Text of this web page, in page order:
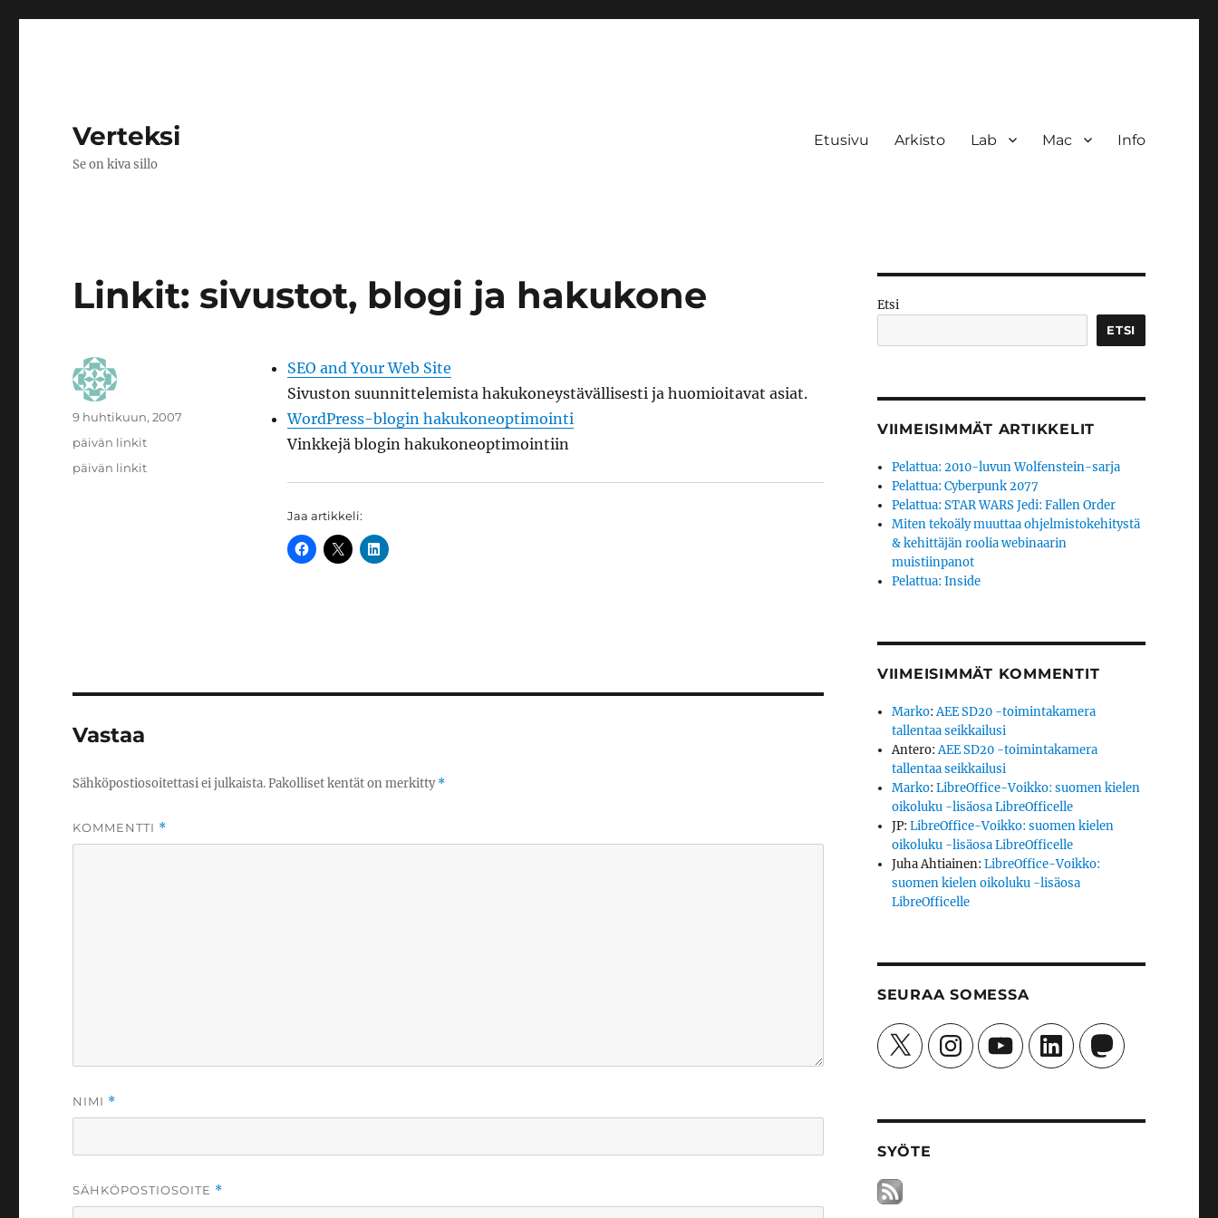
Verteksi
Se on kiva sillo
Etusivu Arkisto Lab Mac Info
Linkit: sivustot, blogi ja hakukone
SEO and Your Web Site
Sivuston suunnittelemista hakukoneystävällisesti ja huomioitavat asiat.
WordPress-blogin hakukoneoptimointi
Vinkkejä blogin hakukoneoptimointiin
Jaa artikkeli:
Kirjoittaja
Julkaistu
9 huhtikuun, 2007
Kategoriat
päivän linkit
Avainsanat
päivän linkit
Vastaa
Sähköpostiosoitettasi ei julkaista.Pakolliset kentät on merkitty*
KOMMENTTI *
NIMI *
SÄHKÖPOSTIOSOITE *
Etsi
ETSI
VIIMEISIMMÄT ARTIKKELIT
Pelattua: 2010-luvun Wolfenstein-sarja
Pelattua: Cyberpunk 2077
Pelattua: STAR WARS Jedi: Fallen Order
Miten tekoäly muuttaa ohjelmistokehitystä
& kehittäjän roolia webinaarin
muistiinpanot
Pelattua: Inside
VIIMEISIMMÄT KOMMENTIT
Marko:AEE SD20 -toimintakamera
tallentaa seikkailusi
Antero:AEE SD20 -toimintakamera
tallentaa seikkailusi
Marko:LibreOffice-Voikko: suomen kielen
oikoluku -lisäosa LibreOfficelle
JP:LibreOffice-Voikko: suomen kielen
oikoluku -lisäosa LibreOfficelle
Juha Ahtiainen:LibreOffice-Voikko:
suomen kielen oikoluku -lisäosa
LibreOfficelle
SEURAA SOMESSA
X InstagramYouTubeLinkedInMastodon
SYÖTE